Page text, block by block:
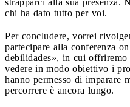
chi ha dato tutto per voi.
Per concludere, vorrei
partecipare alla conferenza
debilidades», in cui offriremo
vedere in modo obiettivo i
hanno permesso di imparare
percorrere è ancora lungo.